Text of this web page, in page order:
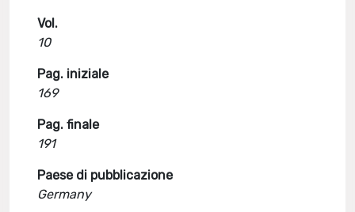
Vol.
10
Pag. iniziale
169
Pag. finale
191
Paese di pubblicazione
Germany